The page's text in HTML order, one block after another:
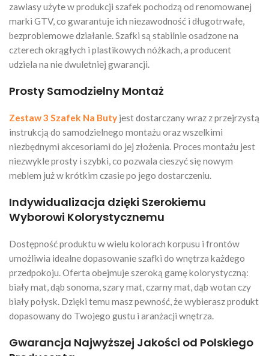
zawiasy użyte w produkcji szafek pochodzą od renomowanej
marki GTV, co gwarantuje ich niezawodność i długotrwałe,
bezproblemowe działanie. Szafki są stabilnie osadzone na
czterech okrągłych i plastikowych nóżkach, a producent
udziela na nie dwuletniej gwarancji.
Prosty Samodzielny Montaż
Zestaw 3 Szafek Na Buty jest dostarczany wraz z przejrzystą
instrukcją do samodzielnego montażu oraz wszelkimi
niezbędnymi akcesoriami do jej złożenia. Proces montażu jest
niezwykle prosty i szybki, co pozwala cieszyć się nowym
meblem już w krótkim czasie po jego dostarczeniu.
Indywidualizacja dzięki Szerokiemu
Wyborowi Kolorystycznemu
Dostępność produktu w wielu kolorach korpusu i frontów
umożliwia idealne dopasowanie szafki do wnętrza każdego
przedpokoju. Oferta obejmuje szeroką gamę kolorystyczną:
biały mat, dąb sonoma, szary mat, czarny mat, dąb wotan czy
biały połysk. Dzięki temu masz pewność, że wybierasz produkt
dopasowany do Twojego gustu i aranżacji wnętrza.
Gwarancja Najwyższej Jakości od Polskiego